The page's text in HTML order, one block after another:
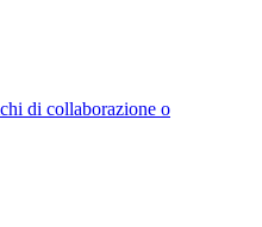
di collaborazione o